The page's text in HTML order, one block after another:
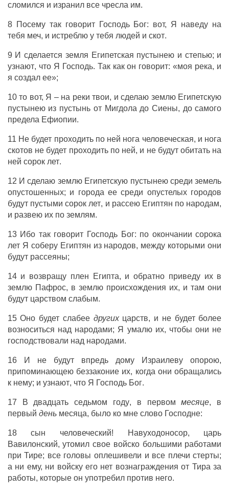
сломился и изранилвсе чресла им.
8 Посему так говорит Господь Бог: вот, Я наведу на
тебя меч, и истреблюу тебя людей и скот.
9 И сделается земля Египетская пустынею и степью; и
узнают, что Я Господь. Так как он говорит: «моя река, и
я создалее»;
10 то вот, Я – на реки твои, исделаю землю Египетскую
пустынеюиз пустынь от Мигдола до Сиены, до самого
предела Ефиопии.
11 Не будет проходитьпо ней нога человеческая, и нога
скотов не будет проходитьпо ней, и не будут обитать на
ней сорок лет.
12 Исделаю землю Египетскую пустынею среди земель
опустошенных; и города еесреди опустелых городов
будут пустыми сорок лет, и рассею Египтян по народам,
и развеюих по землям.
13 Ибо так говорит Господь Бог: по окончании сорока
летЯ соберу Египтян из народов, между которыми они
будут рассеяны;
14 и возвращу плен Египта, иобратно приведуих в
землю Пафрос, в землю происхождения их, и там они
будут царством слабым.
15 Оно будет слабее других царств, и не будетболее
возноситься над народами; Я умалюих, чтобы они не
господствовали над народами.
16 И не будут впредь дому Израилеву опорою,
припоминающею беззаконие их, когда ониобращались
кнему; и узнают, что Я Господь Бог.
17 В двадцать седьмом году, в первом месяце, в
первый день месяца, было ко мне слово Господне:
18сын человеческий! Навуходоносор, царь
Вавилонский,утомил свое войско большими работами
приТире; все головы оплешивели и все плечи стерты;
а ни ему, ни войскуего нет вознаграждения от Тира за
работы, которые он употребилпротив него.